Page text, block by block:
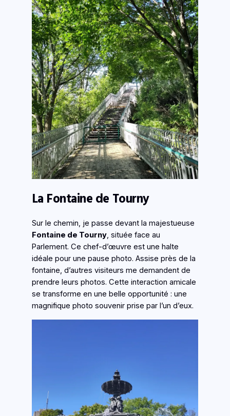
La Fontaine de Tourny
Sur le chemin, je passe devant la majestueuse
Fontaine de Tourny, située face au
Parlement. Ce chef-d’œuvre est une halte
idéale pour une pause photo. Assise près de la
fontaine, d’autres visiteurs me demandent de
prendre leurs photos. Cette interaction amicale
se transforme en une belle opportunité : une
magnifique photo souvenir prise par l’un d’eux.